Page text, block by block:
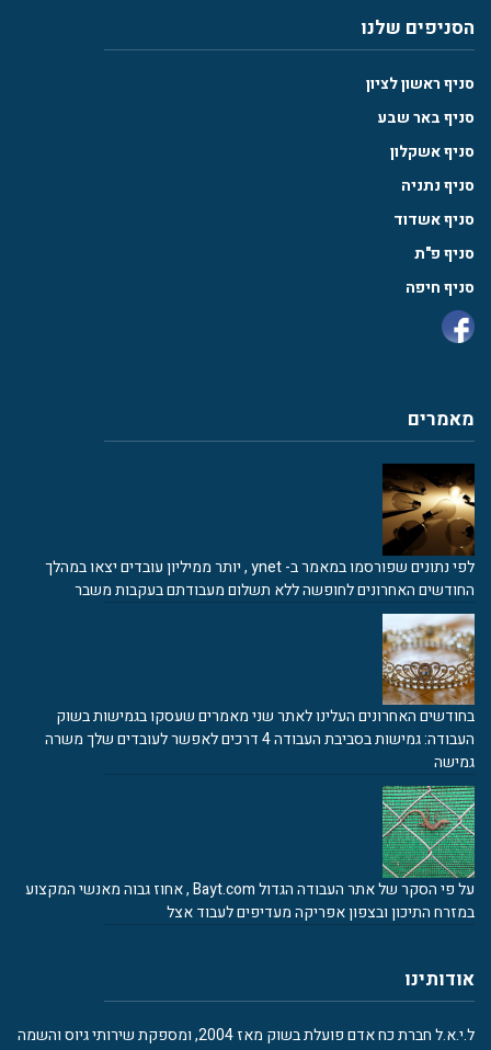
הסניפים שלנו
סניף ראשון לציון
סניף באר שבע
סניף אשקלון
סניף נתניה
סניף אשדוד
סניף פ"ת
סניף חיפה
מאמרים
לפי נתונים שפורסמו במאמר ב- ynet , יותר ממיליון עובדים יצאו במהלך
החודשים האחרונים לחופשה ללא תשלום מעבודתם בעקבות משבר
בחודשים האחרונים העלינו לאתר שני מאמרים שעסקו בגמישות בשוק
העבודה: גמישות בסביבת העבודה 4 דרכים לאפשר לעובדים שלך משרה
גמישה
על פי הסקר של אתר העבודה הגדול Bayt.com , אחוז גבוה מאנשי המקצוע
במזרח התיכון ובצפון אפריקה מעדיפים לעבוד אצל
אודותינו
ל.י.א.ל חברת כח אדם פועלת בשוק מאז 2004, ומספקת שירותי גיוס והשמה